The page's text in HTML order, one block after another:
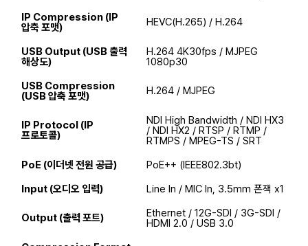
IP Compression (IP
압축 포맷)
HEVC(H.265) / H.264
USB Output (USB 출력
해상도)
H.264 4K30fps / MJPEG
1080p30
USB Compression
(USB 압축 포맷)
H.264 / MJPEG
IP Protocol (IP
프로토콜)
NDI High Bandwidth / NDI HX3
/ NDI HX2 / RTSP / RTMP /
RTMPS / MPEG-TS / SRT
PoE (이더넷 전원 공급)
PoE++ (IEEE802.3bt)
Input (오디오 입력)
Line In / MIC In, 3.5mm 폰잭 x1
Output (출력 포트)
Ethernet / 12G-SDI / 3G-SDI /
HDMI 2.0 / USB 3.0